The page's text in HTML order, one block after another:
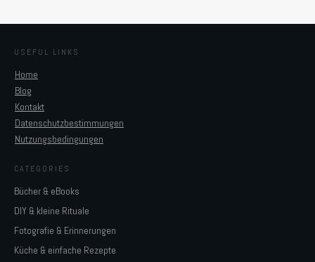
USEFUL LINKS
Home
Blog
Kontakt
Datenschutzbestimmungen
Nutzungsbedingungen
CATEGORIES
Bücher & eBooks
DIY & kleine Rituale
Fotografie & Erinnerungen
Küche & einfache Rezepte